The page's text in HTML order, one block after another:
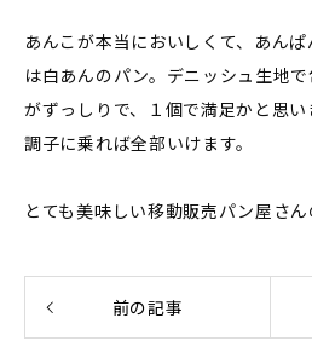
あんこが本当においしくて、あん
は白あんのパン。デニッシュ生地
がずっしりで、１個で満足かと思
調子に乗れば全部いけます。
とても美味しい移動販売パン屋さん
前の記事